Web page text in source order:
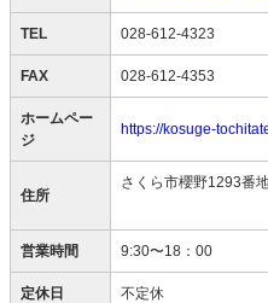
TEL 028-612-4323
FAX 028-612-4353
ホームペー
ジ
https://kosuge-
住所
さくら市櫻野1293番
営業時間 9:30〜18：00
定休日 不定休